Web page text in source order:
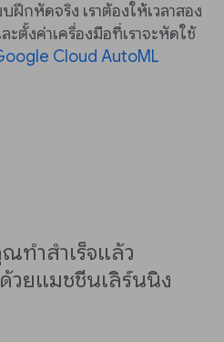
ฝึกหัดจริง เราต้องให้เวลาสอง
ตั้งค่าเครื่องมือที่เราจะหัดใช้
Cloud AutoML
ทำสำเร็จแล้ว
วยแมชชีนเลิร์นนิง